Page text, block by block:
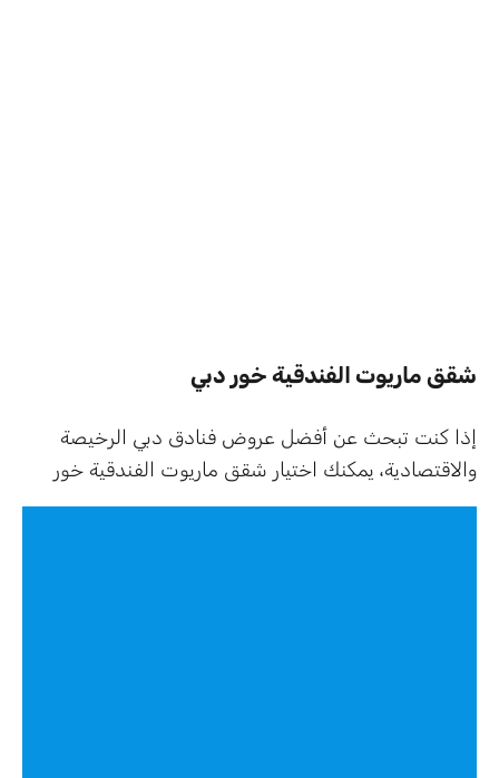
شقق ماريوت الفندقية خور دبي
إذا كنت تبحث عن أفضل عروض فنادق دبي الرخيصة
والاقتصادية، يمكنك اختيار شقق ماريوت الفندقية خور